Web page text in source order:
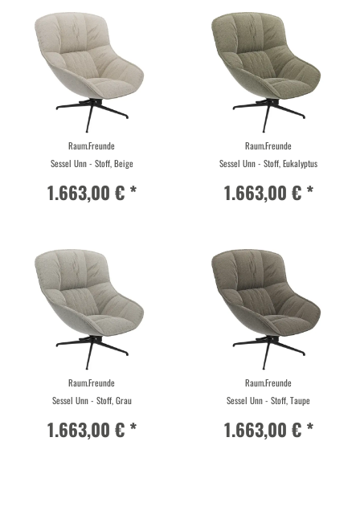
Raum.Freunde
Sessel Unn - Stoff, Beige
1.663,00 € *
Raum.Freunde
Sessel Unn - Stoff, Eukalyptus
1.663,00 € *
Raum.Freunde
Sessel Unn - Stoff, Grau
1.663,00 € *
Raum.Freunde
Sessel Unn - Stoff, Taupe
1.663,00 € *